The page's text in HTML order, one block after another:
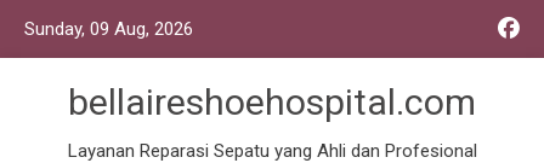
Sunday, 09 Aug, 2026
bellaireshoehospital.com
Layanan Reparasi Sepatu yang Ahli dan Profesional